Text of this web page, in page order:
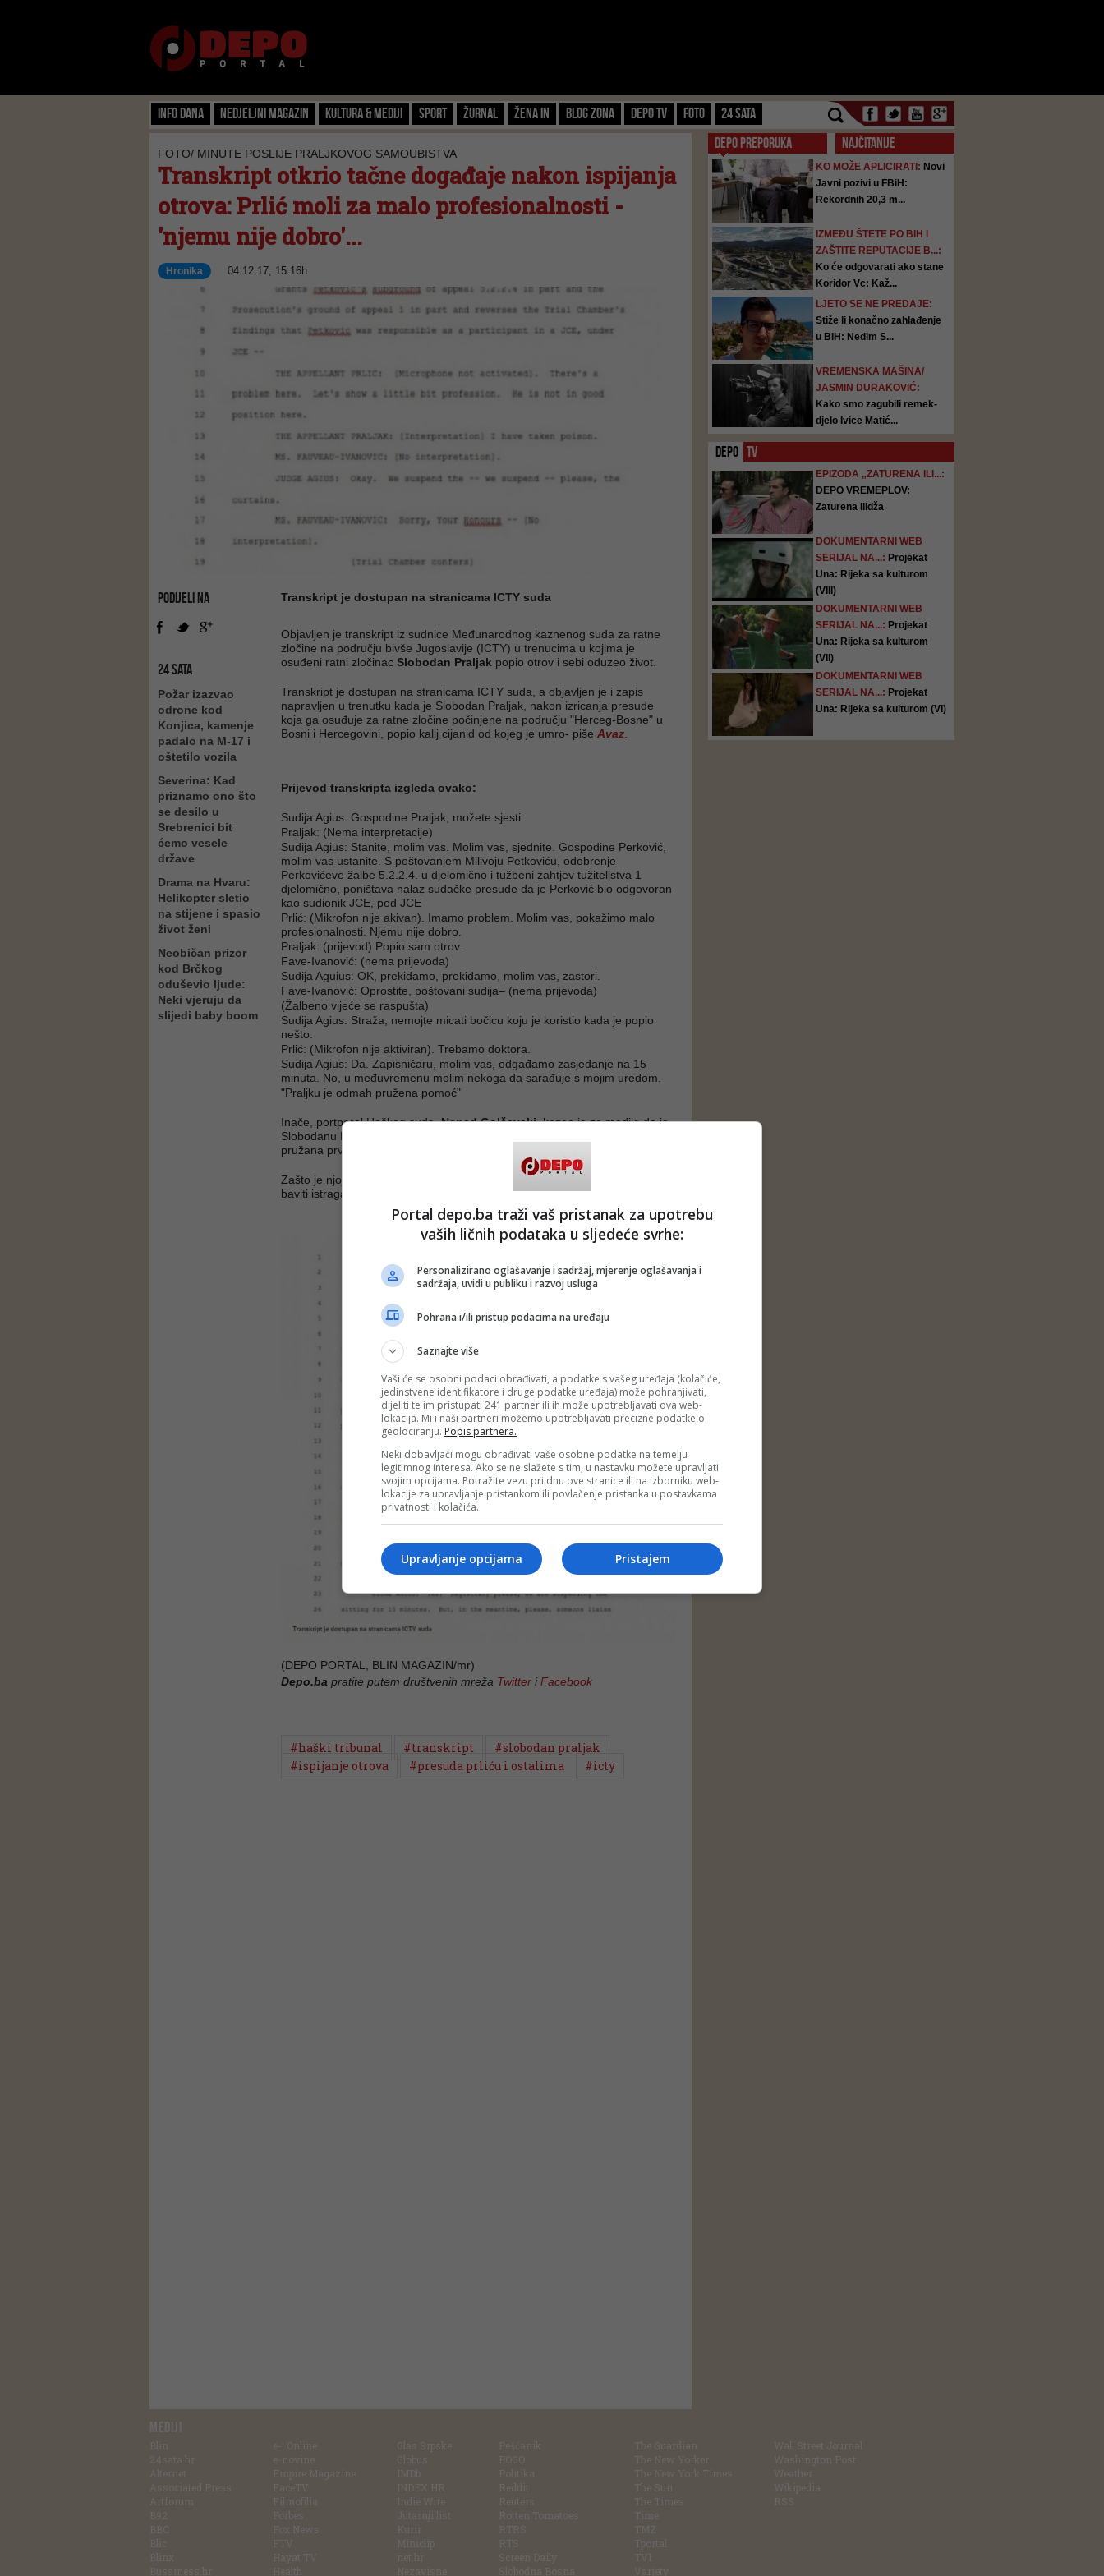
Info dana Nedjeljni magazin Kultura & Mediji Sport Žurnal Žena IN Blog zona Depo TV FOTO 24 SATA
FOTO/ MINUTE POSLIJE PRALJKOVOG SAMOUBISTVA
Transkript otkrio tačne događaje nakon ispijanja
otrova: Prlić moli za malo profesionalnosti -
'njemu nije dobro'...
Hronika 04.12.17, 15:16h
PODIJELI NA
24 SATA
Požar izazvao
odrone kod
Konjica, kamenje
padalo na M-17 i
oštetilo vozila
Severina: Kad
priznamo ono što
se desilo u
Srebrenici bit
ćemo vesele
države
Drama na Hvaru:
Helikopter sletio
na stijene i spasio
život ženi
Neobičan prizor
kod Brčkog
oduševio ljude:
Neki vjeruju da
slijedi baby boom
Transkript je dostupan na stranicama ICTY suda
Objavljen je transkript iz sudnice Međunarodnog kaznenog suda za ratne
zločine na području bivše Jugoslavije (ICTY) u trenucima u kojima je
osuđeni ratni zločinac Slobodan Praljak popio otrov i sebi oduzeo život.
Transkript je dostupan na stranicama ICTY suda, a objavljen je i zapis
napravljen u trenutku kada je Slobodan Praljak, nakon izricanja presude
koja ga osuđuje za ratne zločine počinjene na području "Herceg-Bosne" u
Bosni i Hercegovini, popio kalij cijanid od kojeg je umro- piše Avaz
Prijevod transkripta izgleda ovako:
Sudija Agius: Gospodine Praljak, možete sjesti.
Praljak: (Nema interpretacije)
Sudija Agius: Stanite, molim vas. Molim vas, sjednite. Gospodine Perković,
molim vas ustanite. S poštovanjem Milivoju Petkoviću, odobrenje
Perkovićeve žalbe 5.2.2.4. u djelomično i tužbeni zahtjev tužiteljstva 1
djelomično, poništava nalaz sudačke presude da je Perković bio odgovoran
kao sudionik JCE, pod JCE
Prlić: (Mikrofon nije akivan). Imamo problem. Molim vas, pokažimo malo
profesionalnosti. Njemu nije dobro.
Praljak: (prijevod) Popio sam otrov.
Fave-Ivanović: (nema prijevoda)
Sudija Aguius: OK, prekidamo, prekidamo, molim vas, zastori.
Fave-Ivanović: Oprostite, poštovani sudija– (nema prijevoda)
(Žalbeno vijeće se raspušta)
Sudija Agius: Straža, nemojte micati bočicu koju je koristio kada je popio
nešto.
Prlić: (Mikrofon nije aktiviran). Trebamo doktora.
Sudija Agius: Da. Zapisničaru, molim vas, odgađamo zasjedanje na 15
minuta. No, u međuvremenu molim nekoga da sarađuje s mojim uredom.
"Praljku je odmah pružena pomoć"
Inače, portparol Haškog suda,Nenad Golčevski,kazao je za medije da je
Slobodanu Praljku odmah pružena prva pomoć, a istovremeno dok mu je
pružana prva pomoć, pozvana je hitna medicinska pomoć.
Zašto je njoj trebalo pola sata da dođe jedno je od pitanja kojima će se
baviti istraga koju je pokrenulo Tužilaštvo.
(DEPO PORTAL, BLIN MAGAZIN/mr)
Depo.ba pratite putem društvenih mreža Twitter iFacebook
#haški tribunal #transkript
#slobodan praljak
#ispijanje otrova
#presuda prliću i ostalima #icty
DEPO PREPORUKA NAJČITANIJE
KO MOŽE APLICIRATI: Novi
Javni pozivi u FBiH:
Rekordnih 20,3 m...
IZMEĐU ŠTETE PO BIH I
ZAŠTITE REPUTACIJE B...:
Ko će odgovarati ako stane
Koridor Vc: Kaž...
LJETO SE NE PREDAJE:
Stiže li konačno zahlađenje
u BiH: Nedim S...
VREMENSKA MAŠINA/
JASMIN DURAKOVIĆ:
Kako smo zagubili remek-
djelo Ivice Matić...
DEPO TV
EPIZODA „ZATURENA ILI...:
DEPO VREMEPLOV:
Zaturena Ilidža
DOKUMENTARNI WEB
SERIJAL NA...: Projekat
Una: Rijeka sa kulturom
(VIII)
DOKUMENTARNI WEB
SERIJAL NA...: Projekat
Una: Rijeka sa kulturom
(VII)
DOKUMENTARNI WEB
SERIJAL NA...: Projekat
Una: Rijeka sa kulturom (VI)
MEDIJI
Blin
24sata.hr
Alternet
Associated Press
Artforum
B92
BBC
Blic
Blinx
Bussiness.hr
e-! Online
e-novine
Empire Magazine
FaceTV
Filmofilia
Forbes
Fox News
FTV
Hayat TV
Health
Glas Srpske
Globus
IMDb
INDEX.HR
Indie Wire
Jutarnji list
Kurir
Miniclip
net.hr
Nezavisne
Pešćanik
POGO
Politika
Reddit
Reuters
Rotten Tomatoes
RTRS
RTS
Screen Daily
Slobodna Bosna
The Guardian
The New Yorker
The New York Times
The Sun
The Times
Time
TMZ
Tportal
TV1
Variety
Wall Street Journal
Washington Post
Weather
Wikipedia
RSS
Portal depo.ba traži vaš pristanak za upotrebu
vaših ličnih podataka u sljedeće svrhe:
Personalizirano oglašavanje i sadržaj, mjerenje oglašavanja i
sadržaja, uvidi u publiku i razvoj usluga
Pohrana i/ili pristup podacima na uređaju
Saznajte više
Vaši će se osobni podaci obrađivati, a podatke s vašeg uređaja (kolačiće,
jedinstvene identifikatore i druge podatke uređaja) može pohranjivati,
dijeliti te im pristupati 241 partner ili ih može upotrebljavati ova web-
lokacija. Mi i naši partneri možemo upotrebljavati precizne podatke o
geolociranju. Popis partnera.
Neki dobavljači mogu obrađivati vaše osobne podatke na temelju
legitimnog interesa. Ako se ne slažete s tim, u nastavku možete upravljati
svojim opcijama. Potražite vezu pri dnu ove stranice ili na izborniku web-
lokacije za upravljanje pristankom ili povlačenje pristanka u postavkama
privatnosti i kolačića.
Pristajem
Upravljanje opcijama